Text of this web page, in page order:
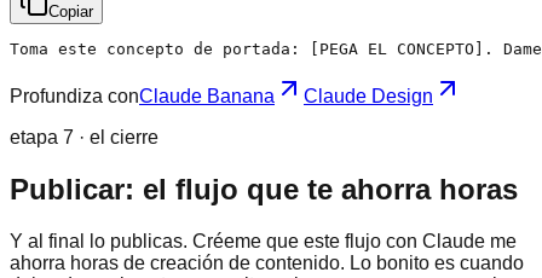
Copiar
Toma este concepto de portada: [PEGA EL
Profundiza conClaude Banana
Claude Design
etapa 7 · el cierre
Publicar: el flujo que te ahorra horas
Y al final lo publicas. Créeme que este flujo con Claude me
ahorra horas de creación de contenido. Lo bonito es cuando